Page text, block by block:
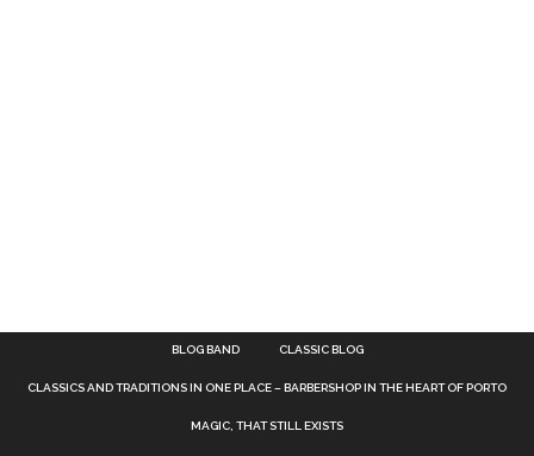
BLOG BAND CLASSIC BLOG
CLASSICS AND TRADITIONS IN ONE PLACE – BARBERSHOP IN THE HEART OF PORTO
MAGIC, THAT STILL EXISTS